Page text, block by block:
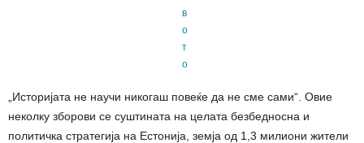
„Историјата не научи никогаш повеќе да не сме сами“. Овие
неколку зборови се суштината на целата безбедносна и
политичка стратегија на Естонија, земја од 1,3 милиони жители